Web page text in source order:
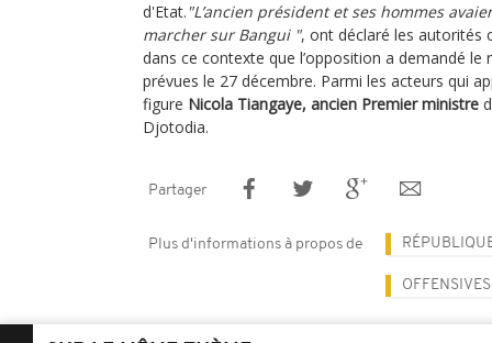
d'Etat. "L’ancien président et ses hommes
marcher sur Bangui ", ont déclaré les autorités
dans ce contexte que l’opposition a demandé
prévues le 27 décembre. Parmi les acteurs qui
figure Nicola Tiangaye, ancien Premier ministre
Djotodia.
Partager
Plus d'informations à propos de